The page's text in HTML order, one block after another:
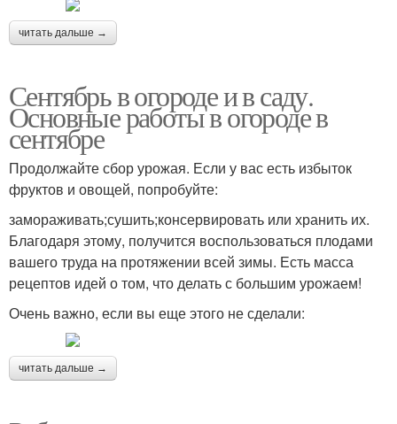
читать дальше →
Сентябрь в огороде и в саду.
Основные работы в огороде в
сентябре
Продолжайте сбор урожая. Если у вас есть избыток
фруктов и овощей, попробуйте:
замораживать;сушить;консервировать или хранить их.
Благодаря этому, получится воспользоваться плодами
вашего труда на протяжении всей зимы. Есть масса
рецептов идей о том, что делать с большим урожаем!
Очень важно, если вы еще этого не сделали:
читать дальше →